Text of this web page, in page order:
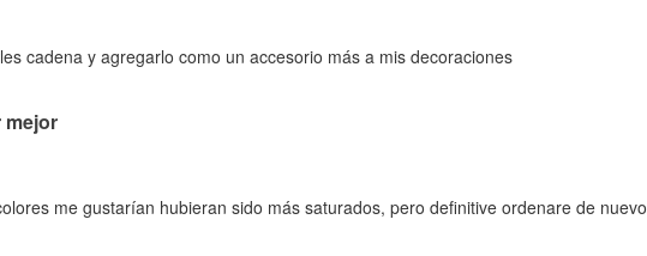
cadena y agregarlo como un accesorio más a mis decoraciones
mejor
me gustarían hubieran sido más saturados, pero definitive ordenare de nuevo